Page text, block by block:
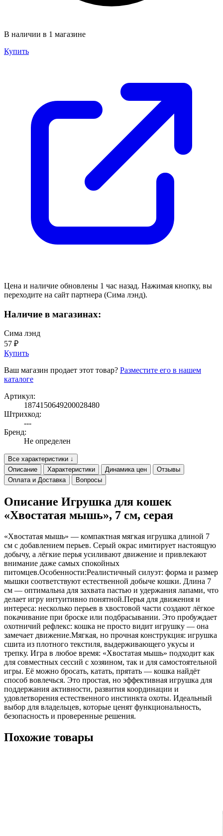
В наличии в 1 магазине
Купить
Цена и наличие обновлены 1 час назад. Нажимая кнопку, вы
переходите на сайт партнера (Сима лэнд).
Наличие в магазинах:
Сима лэнд
57 ₽
Купить
Ваш магазин продает этот товар? Разместите его в нашем
каталоге
Артикул:
1874150649200028480
Штрихкод:
---
Бренд:
Не определен
Все характеристики ↓
Описание
Характеристики Динамика цен
Отзывы
Оплата и Доставка
Вопросы
Описание Игрушка для кошек
«Хвостатая мышь», 7 см, серая
«Хвостатая мышь» — компактная мягкая игрушка длиной 7
см с добавлением перьев. Серый окрас имитирует настоящую
добычу, а лёгкие перья усиливают движение и привлекают
внимание даже самых спокойных
питомцев.Особенности:Реалистичный силуэт: форма и размер
мышки соответствуют естественной добыче кошки. Длина 7
см — оптимальна для захвата пастью и удержания лапами, что
делает игру интуитивно понятной.Перья для движения и
интереса: несколько перьев в хвостовой части создают лёгкое
покачивание при броске или подбрасывании. Это пробуждает
охотничий рефлекс: кошка не просто видит игрушку — она
замечает движение.Мягкая, но прочная конструкция: игрушка
сшита из плотного текстиля, выдерживающего укусы и
трепку. Игра в любое время: «Хвостатая мышь» подходит как
для совместных сессий с хозяином, так и для самостоятельной
игры. Её можно бросать, катать, прятать — кошка найдёт
способ вовлечься. Это простая, но эффективная игрушка для
поддержания активности, развития координации и
удовлетворения естественного инстинкта охоты. Идеальный
выбор для владельцев, которые ценят функциональность,
безопасность и проверенные решения.
Похожие товары